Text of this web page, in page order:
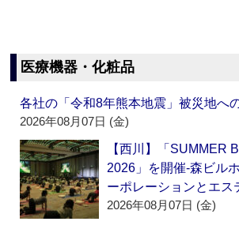
医療機器・化粧品
各社の「令和8年熊本地震」被災地へ
2026年08月07日 (金)
【西川】「SUMMER
2026」を開催‐森ビル
ーポレーションとエ
2026年08月07日 (金)